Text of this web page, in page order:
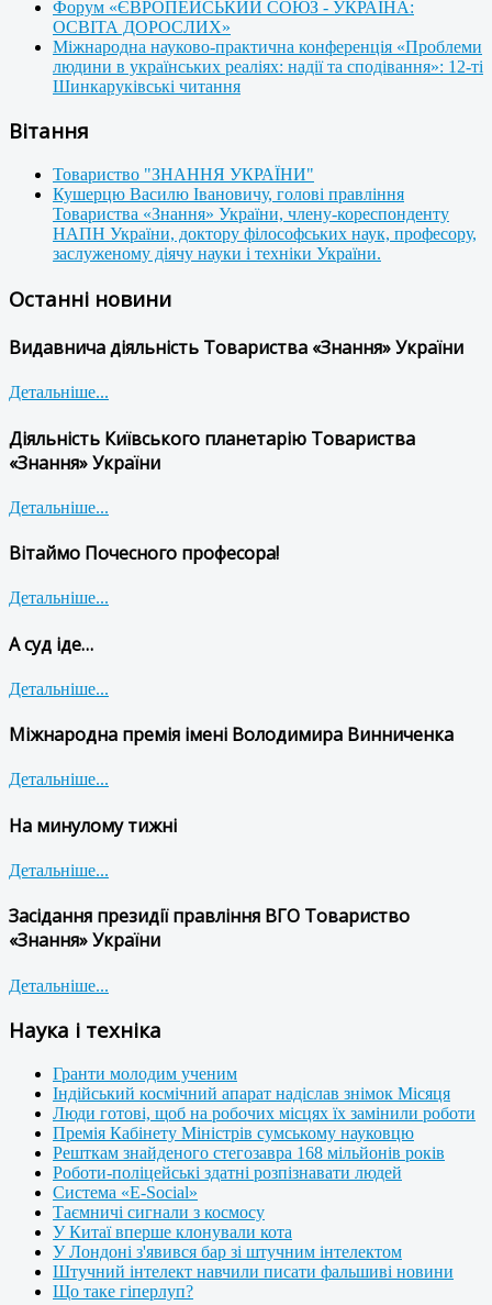
Форум «ЄВРОПЕЙСЬКИЙ СОЮЗ - УКРАЇНА:
ОСВІТА ДОРОСЛИХ»
Міжнародна науково-практична конференція «Проблеми
людини в українських реаліях: надії та сподівання»: 12-ті
Шинкаруківські читання
Вітання
Товариство "ЗНАННЯ УКРАЇНИ"
Кушерцю Василю Івановичу, голові правління
Товариства «Знання» України, члену-кореспонденту
НАПН України, доктору філософських наук, професору,
заслуженому діячу науки і техніки України.
Останні новини
Видавнича діяльність Товариства «Знання» України
Детальніше...
Діяльність Київського планетарію Товариства
«Знання» України
Детальніше...
Вітаймо Почесного професора!
Детальніше...
А суд іде…
Детальніше...
Міжнародна премія імені Володимира Винниченка
Детальніше...
На минулому тижні
Детальніше...
Засідання президії правління ВГО Товариство
«Знання» України
Детальніше...
Наука і техніка
Гранти молодим ученим
Індійський космічний апарат надіслав знімок Місяця
Люди готові, щоб на робочих місцях їх замінили роботи
Премія Кабінету Міністрів сумському науковцю
Решткам знайденого стегозавра 168 мільйонів років
Роботи-поліцейські здатні розпізнавати людей
Система «E-Social»
Таємничі сигнали з космосу
У Китаї вперше клонували кота
У Лондоні з'явився бар зі штучним інтелектом
Штучний інтелект навчили писати фальшиві новини
Що таке гіперлуп?